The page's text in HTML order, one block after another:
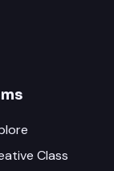
Class